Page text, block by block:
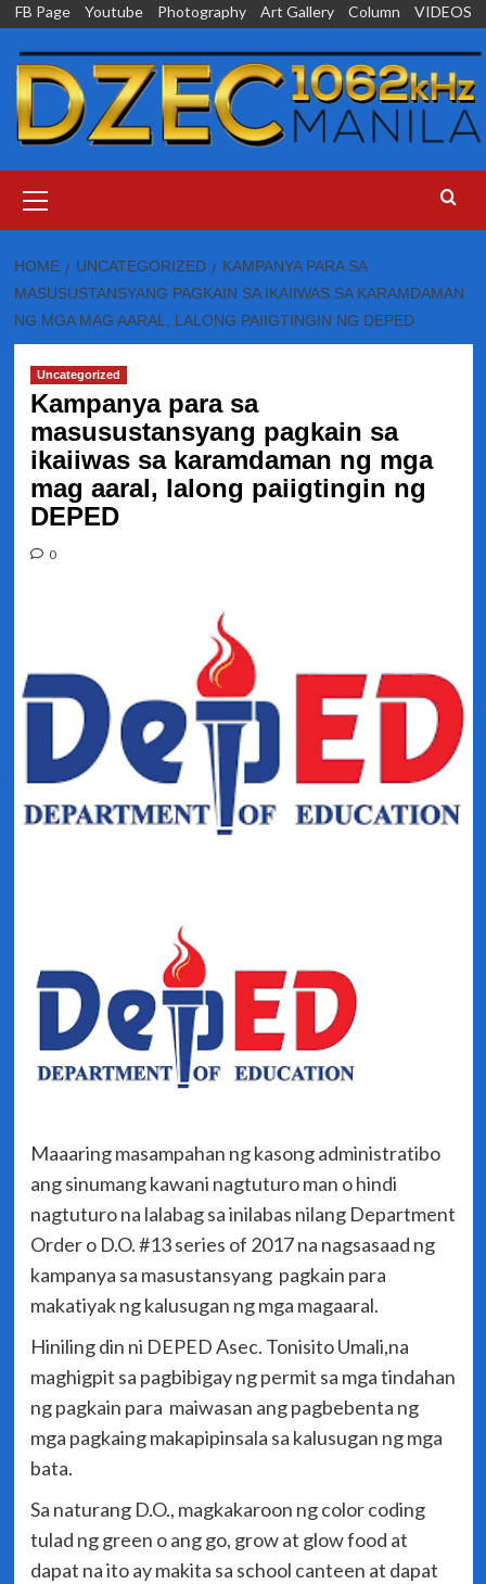
Skip
content
FB Page Youtube Photography Art Gallery Column VIDEOS
Menu
HOME UNCATEGORIZED
KAMPANYA PARA SA
MASUSUSTANSYANG PAGKAIN SA IKAIIWAS SA KARAMDAMAN
NG MGA MAG AARAL, LALONG PAIIGTINGIN NG DEPED
Uncategorized
Kampanya para sa
masusustansyang pagkain sa
ikaiiwas sa karamdaman ng mga
mag aaral, lalong paiigtingin ng
DEPED
0
Maaaring masampahan ng kasong administratibo
ang sinumang kawani nagtuturo man o hindi
nagtuturo na lalabag sa inilabas nilang Department
Order o D.O. #13 series of 2017 na nagsasaad ng
kampanya sa masustansyang pagkain para
makatiyak ng kalusugan ng mga magaaral.
Hiniling din ni DEPED Asec. Tonisito Umali,na
maghigpit sa pagbibigay ng permit sa mga tindahan
ng pagkain para maiwasan ang pagbebenta ng
mga pagkaing makapipinsala sa kalusugan ng mga
bata.
Sa naturang D.O., magkakaroon ng color coding
tulad ng green o ang go, grow at glow food at
dapat na ito ay makita sa school canteen at dapat